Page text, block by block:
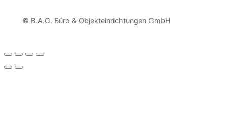
© B.A.G. Büro & Objekteinrichtungen GmbH